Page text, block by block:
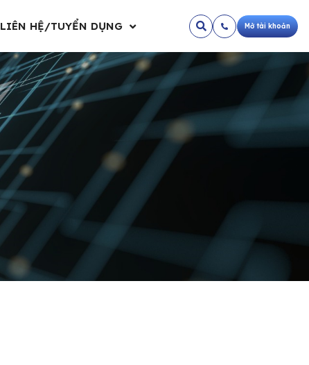
LIÊN HỆ/TUYỂN DỤNG Mở tài khoản